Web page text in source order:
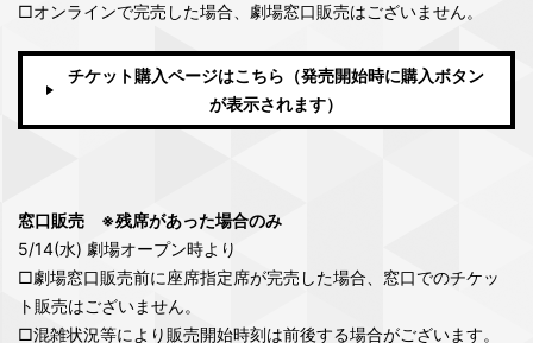
□オンラインで完売した場合、劇場窓口販売はございません。
チケット購入ページはこちら（発売開始時に購入ボタン
が表示されます）
窓口販売 ※残席があった場合のみ
5/14(水) 劇場オープン時より
□劇場窓口販売前に座席指定席が完売した場合、窓口でのチケッ
ト販売はございません。
□混雑状況等により販売開始時刻は前後する場合がございます。